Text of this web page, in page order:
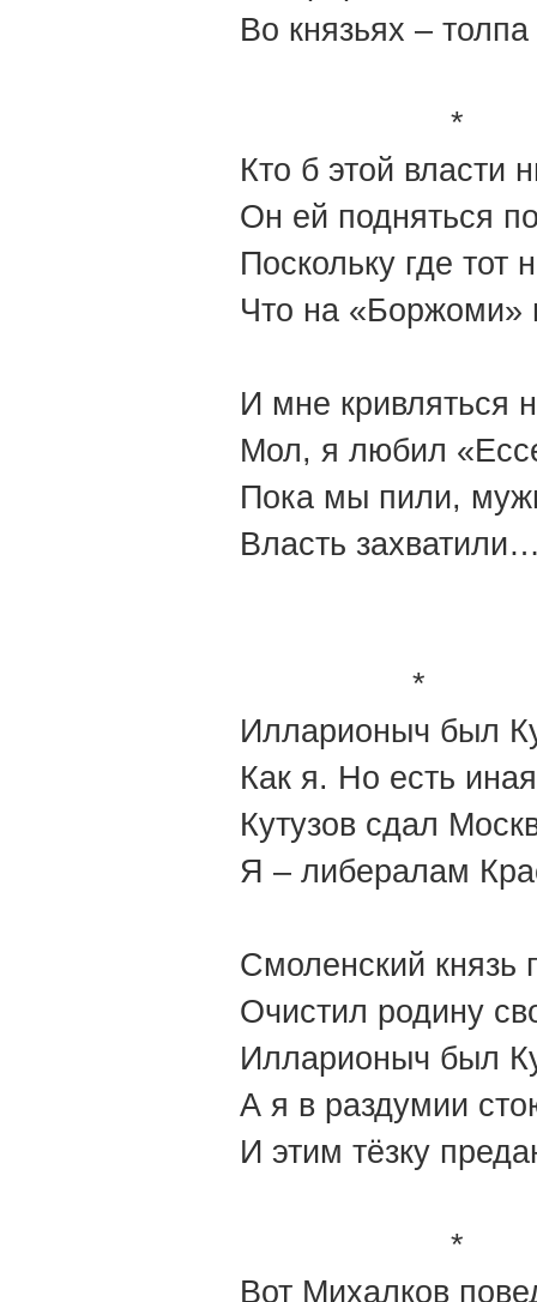
Во князьях –
*
Кто б этой власти
Он ей подняться
Поскольку где тот
Что на «Боржоми»
И мне кривляться
Мол, я любил
Пока мы пили,
Власть
*
Илларионыч был
Как я. Но есть
Кутузов сдал
Я – либералам
Смоленский князь
Очистил родину
Илларионыч был
А я в раздумии
И этим тёзку
*
Вот Михалков